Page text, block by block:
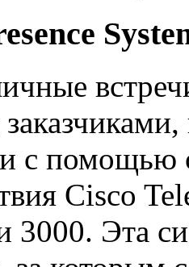
с помощью
Cisco
3000. Эта